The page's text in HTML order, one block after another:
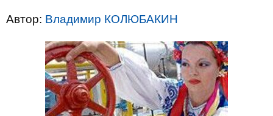
Автор: Владимир КОЛЮБАКИН